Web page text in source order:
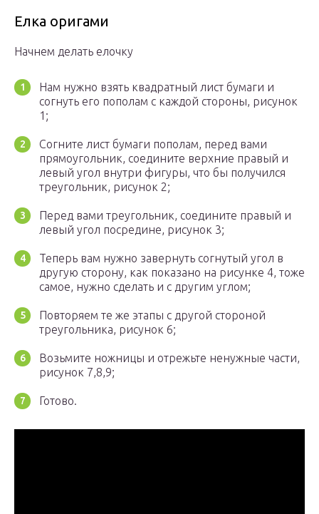
Елка оригами
Начнем делать елочку
Нам нужно взять квадратный лист бумаги и
согнуть его пополам с каждой стороны, рисунок
1;
Согните лист бумаги пополам, перед вами
прямоугольник, соедините верхние правый и
левый угол внутри фигуры, что бы получился
треугольник, рисунок 2;
Перед вами треугольник, соедините правый и
левый угол посредине, рисунок 3;
Теперь вам нужно завернуть согнутый угол в
другую сторону, как показано на рисунке 4, тоже
самое, нужно сделать и с другим углом;
Повторяем те же этапы с другой стороной
треугольника, рисунок 6;
Возьмите ножницы и отрежьте ненужные части,
рисунок 7,8,9;
Готово.